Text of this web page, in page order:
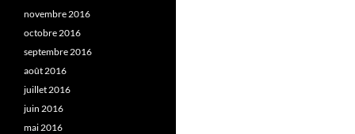
novembre 2016
octobre 2016
septembre 2016
août 2016
juillet 2016
juin 2016
mai 2016